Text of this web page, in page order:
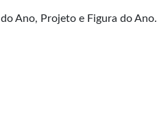
Ano, Projeto e Figura do Ano.